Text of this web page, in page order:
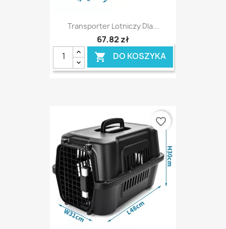
Transporter Lotniczy Dla...
67,82 zł
 DO KOSZYKA
favorite_border